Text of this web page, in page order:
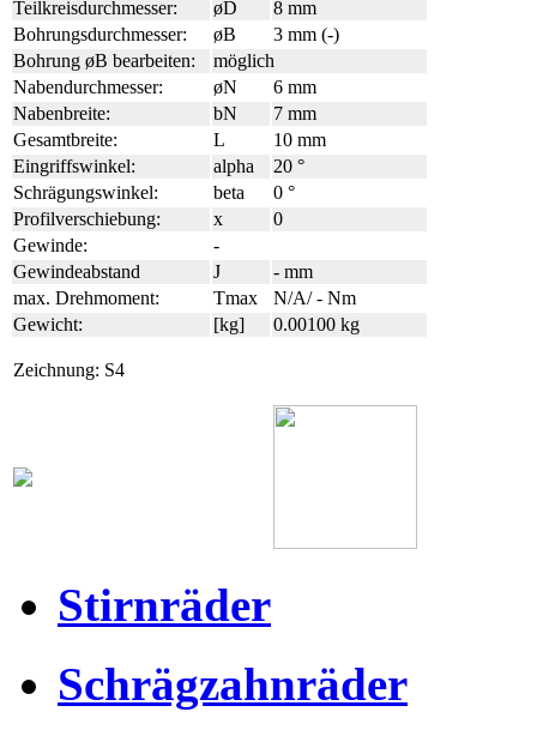
Teilkreisdurchmesser: øD
8 mm
Bohrungsdurchmesser:
øB
3 mm (-)
Bohrung øB bearbeiten:
möglich
Nabendurchmesser:
øN
6 mm
Nabenbreite:
bN
7 mm
Gesamtbreite:
L
10 mm
Eingriffswinkel:
alpha
20 °
Schrägungswinkel:
beta
0 °
Profilverschiebung:
x
0
Gewinde:
-
Gewindeabstand
J
- mm
max. Drehmoment:
Tmax
N/A/ - Nm
Gewicht:
[kg] 0.00100 kg
Zeichnung: S4
Stirnräder
Schrägzahnräder